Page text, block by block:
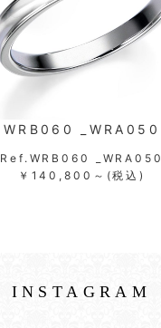
WRB060 _WRA050
Ref.WRB060 _WRA050
￥140,800～(税込)
INSTAGRAM